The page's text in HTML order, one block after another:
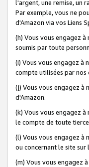
l'argent, une remise, un
Par exemple, vous ne
d'Amazon via vos Liens
(h) Vous vous engagez
soumis par toute
(i) Vous vous engagez à
compte utilisées par nos
(j) Vous vous engagez
d'Amazon.
(k) Vous vous engagez
le compte de toute
(l) Vous vous engagez
ou concernant le site
(m) Vous vous engagez